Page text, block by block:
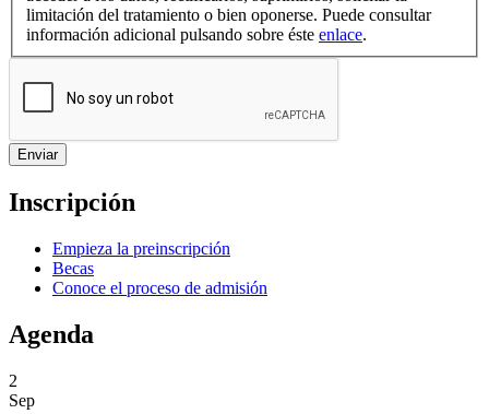
limitación del tratamiento o bien oponerse. Puede consultar
información adicional pulsando sobre éste enlace.
Inscripción
Empieza la preinscripción
Becas
Conoce el proceso de admisión
Agenda
2
Sep